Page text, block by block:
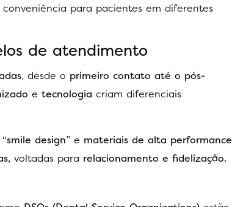
para pacientes em diferentes
de atendimento
, desde o primeiro contato até o pós-
e tecnologia criam diferenciais
“smile design” e materiais de alta performance
voltadas para relacionamento e fidelização.